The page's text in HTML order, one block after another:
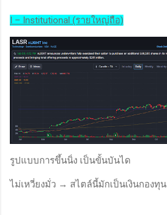
I – Institutional (รายใหญ่ถือ)
รูปแบบการขึ้นนิ่ง เป็นขั้นบันได
ไม่เหวี่ยงมั่ว → สไตล์นี้มักเป็นเงินกองทุน